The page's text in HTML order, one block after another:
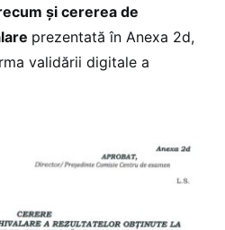
și cererea de
prezentată în Anexa 2d,
validării digitale a